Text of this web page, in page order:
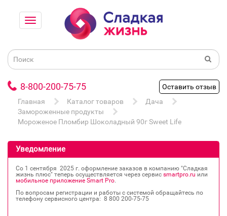
8-800-200-75-75
Оставить отзыв
Главная
Каталог товаров
Дача
Замороженные продукты
Мороженое Пломбир Шоколадный 90г Sweet Life
Уведомление
Со 1 сентября 2025 г. оформление заказов в компанию "Сладкая
жизнь плюс" теперь осуществляется через сервис smartpro.ru или
мобильное приложение Smart Pro.
По вопросам регистрации и работы с системой обращайтесь по
телефону сервисного центра: 8 800 200‐75‐75